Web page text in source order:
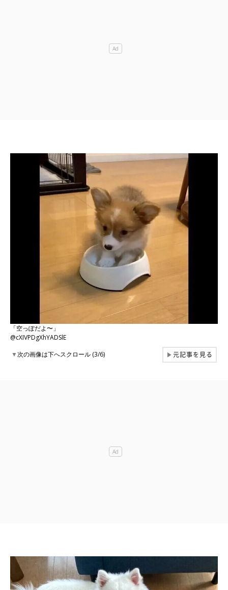
「空っぽだよ〜」
@cXIVPDgXhYADSlE
▼次の画像は下へスクロール (3/6) ▶元記事を見る